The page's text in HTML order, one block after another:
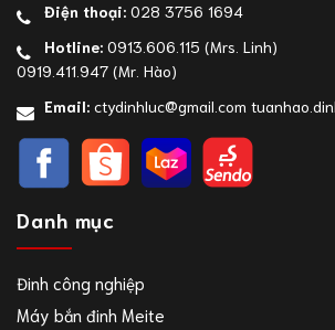
Điện thoại: 028 3756 1694
Hotline: 0913.606.115 (Mrs. Linh)
0919.411.947 (Mr. Hào)
Email: ctydinhluc@gmail.com
Danh mục
Đinh công nghiệp
Máy bắn đinh Meite